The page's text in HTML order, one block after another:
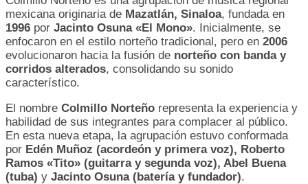
mexicana originaria de Mazatlán, Sinaloa, fundada en
1996 por Jacinto Osuna «El Mono». Inicialmente, se
enfocaron en el estilo norteño tradicional, pero en 2006
evolucionaron hacia la fusión de norteño con banda y
corridos alterados, consolidando su sonido
característico.
El nombre Colmillo Norteño representa la experiencia y
habilidad de sus integrantes para complacer al público.
En esta nueva etapa, la agrupación estuvo conformada
por Edén Muñoz (acordeón y primera voz), Roberto
Ramos «Tito» (guitarra y segunda voz), Abel Buena
(tuba) y Jacinto Osuna (batería y fundador).